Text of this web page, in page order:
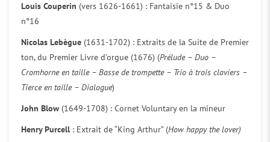
Louis Couperin (vers 1626-1661) : Fantaisie n°15 & Duo
n°16
Nicolas Lebègue (1631-1702) : Extraits de la Suite de Premier
ton, du Premier Livre d’orgue (1676) (Prélude – Duo –
Cromhorne en taille – Basse de trompette – Trio à trois claviers –
Tierce en taille – Dialogue)
John Blow (1649-1708) : Cornet Voluntary en la mineur
Henry Purcell : Extrait de “King Arthur” (How happy the lover)